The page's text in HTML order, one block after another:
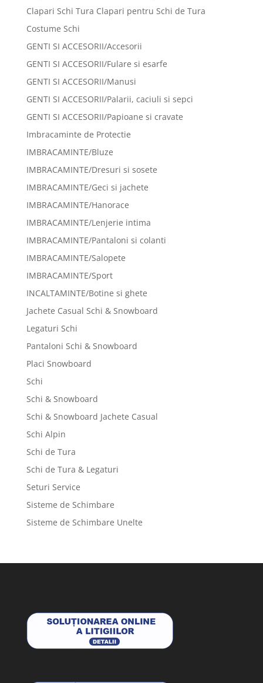
Clapari Schi Tura Clapari pentru Schi de Tura
Costume Schi
GENTI SI ACCESORII/Accesorii
GENTI SI ACCESORII/Fulare si esarfe
GENTI SI ACCESORII/Manusi
GENTI SI ACCESORII/Palarii, caciuli si sepci
GENTI SI ACCESORII/Papioane si cravate
Imbracaminte de Protectie
IMBRACAMINTE/Bluze
IMBRACAMINTE/Dresuri si sosete
IMBRACAMINTE/Geci si jachete
IMBRACAMINTE/Hanorace
IMBRACAMINTE/Lenjerie intima
IMBRACAMINTE/Pantaloni si colanti
IMBRACAMINTE/Salopete
IMBRACAMINTE/Sport
INCALTAMINTE/Botine si ghete
Jachete Casual Schi & Snowboard
Legaturi Schi
Pantaloni Schi & Snowboard
Placi Snowboard
Schi
Schi & Snowboard
Schi & Snowboard Jachete Casual
Schi Alpin
Schi de Tura
Schi de Tura & Legaturi
Seturi Service
Sisteme de Schimbare
Sisteme de Schimbare Unelte